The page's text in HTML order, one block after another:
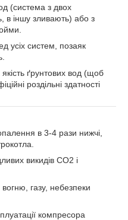
(система з двох
в іншу зливають) або з
усіх систем, позаяк
ґрунтових вод (щоб
роздільні здатності
в 3-4 рази нижчі,
викидів CO2 і
газу, небезпеки
компресора